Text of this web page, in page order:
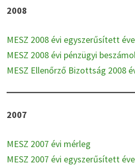
2008
MESZ 2008 évi egyszerűsített
MESZ 2008 évi pénzügyi
MESZ Ellenőrző Bizottság 2008
2007
MESZ 2007 évi mérleg
MESZ 2007 évi egyszerűsített